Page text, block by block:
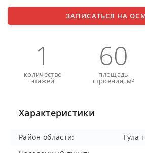
ЗАПИСАТЬСЯ НА
1
количество
этажей
60
площадь
строения, м²
Характеристики
Район области:
Тула